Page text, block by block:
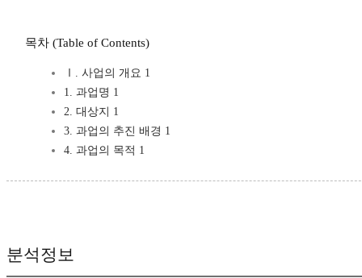
목차 (Table of Contents)
Ⅰ. 사업의 개요 1
1. 과업명 1
2. 대상지 1
3. 과업의 추진 배경 1
4. 과업의 목적 1
분석정보